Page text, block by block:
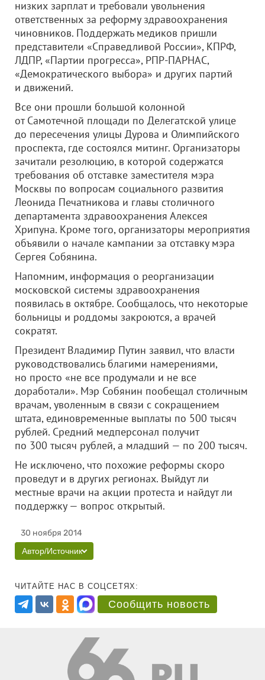
низких зарплат и требовали увольнения
ответственных за реформу здравоохранения
чиновников. Поддержать медиков пришли
представители «Справедливой России», КПРФ,
ЛДПР, «Партии прогресса», РПР-ПАРНАС,
«Демократического выбора» и других партий
и движений.
Все они прошли большой колонной
от Самотечной площади по Делегатской улице
до пересечения улицы Дурова и Олимпийского
проспекта, где состоялся митинг. Организаторы
зачитали резолюцию, в которой содержатся
требования об отставке заместителя мэра
Москвы по вопросам социального развития
Леонида Печатникова и главы столичного
департамента здравоохранения Алексея
Хрипуна. Кроме того, организаторы мероприятия
объявили о начале кампании за отставку мэра
Сергея Собянина.
Напомним, информация о реорганизации
московской системы здравоохранения
появилась в октябре. Сообщалось, что некоторые
больницы и роддомы закроются, а врачей
сократят.
Президент Владимир Путин заявил, что власти
руководствовались благими намерениями,
но просто «не все продумали и не все
доработали». Мэр Собянин пообещал столичным
врачам, уволенным в связи с сокращением
штата, единовременные выплаты по 500 тысяч
рублей. Средний медперсонал получит
по 300 тысяч рублей, а младший — по 200 тысяч.
Не исключено, что похожие реформы скоро
проведут и в других регионах. Выйдут ли
местные врачи на акции протеста и найдут ли
поддержку — вопрос открытый.
30 ноября 2014
Автор/Источник
ЧИТАЙТЕ НАС В СОЦСЕТЯХ:
Сообщить новость